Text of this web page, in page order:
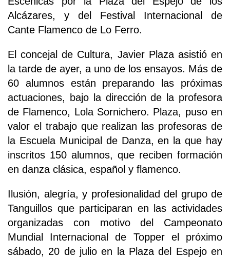
Alcázares, y del Festival Internacional de
Cante Flamenco de Lo Ferro.
El concejal de Cultura, Javier Plaza asistió en
la tarde de ayer, a uno de los ensayos. Más de
60 alumnos están preparando las próximas
actuaciones, bajo la dirección de la profesora
de Flamenco, Lola Sornichero. Plaza, puso en
valor el trabajo que realizan las profesoras de
la Escuela Municipal de Danza, en la que hay
inscritos 150 alumnos, que reciben formación
en danza clásica, español y flamenco.
Ilusión, alegría, y profesionalidad del grupo de
Tanguillos que participaran en las actividades
organizadas con motivo del Campeonato
Mundial Internacional de Topper el próximo
sábado, 20 de julio en la Plaza del Espejo en